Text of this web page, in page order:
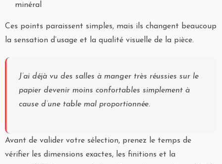
minéral
Ces points paraissent simples, mais ils changent beaucoup
la sensation d’usage et la qualité visuelle de la pièce.
J’ai déjà vu des salles à manger très réussies sur le
papier devenir moins confortables simplement à
cause d’une table mal proportionnée.
Avant de valider votre sélection, prenez le temps de
vérifier les dimensions exactes, les finitions et la